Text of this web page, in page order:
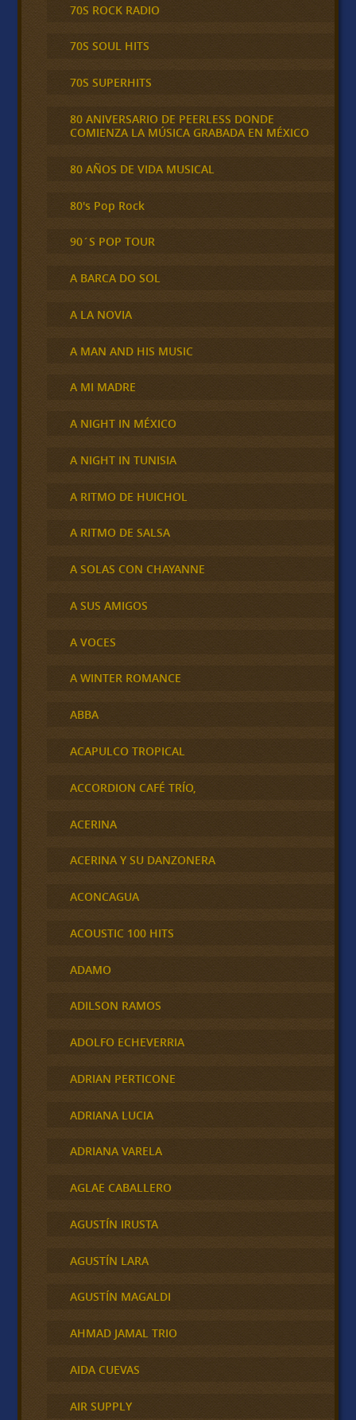
70S ROCK RADIO
70S SOUL HITS
70S SUPERHITS
80 ANIVERSARIO DE PEERLESS DONDE
COMIENZA LA MÚSICA GRABADA EN MÉXICO
80 AÑOS DE VIDA MUSICAL
80's Pop Rock
90´S POP TOUR
A BARCA DO SOL
A LA NOVIA
A MAN AND HIS MUSIC
A MI MADRE
A NIGHT IN MÉXICO
A NIGHT IN TUNISIA
A RITMO DE HUICHOL
A RITMO DE SALSA
A SOLAS CON CHAYANNE
A SUS AMIGOS
A VOCES
A WINTER ROMANCE
ABBA
ACAPULCO TROPICAL
ACCORDION CAFÉ TRÍO,
ACERINA
ACERINA Y SU DANZONERA
ACONCAGUA
ACOUSTIC 100 HITS
ADAMO
ADILSON RAMOS
ADOLFO ECHEVERRIA
ADRIAN PERTICONE
ADRIANA LUCIA
ADRIANA VARELA
AGLAE CABALLERO
AGUSTÍN IRUSTA
AGUSTÍN LARA
AGUSTÍN MAGALDI
AHMAD JAMAL TRIO
AIDA CUEVAS
AIR SUPPLY